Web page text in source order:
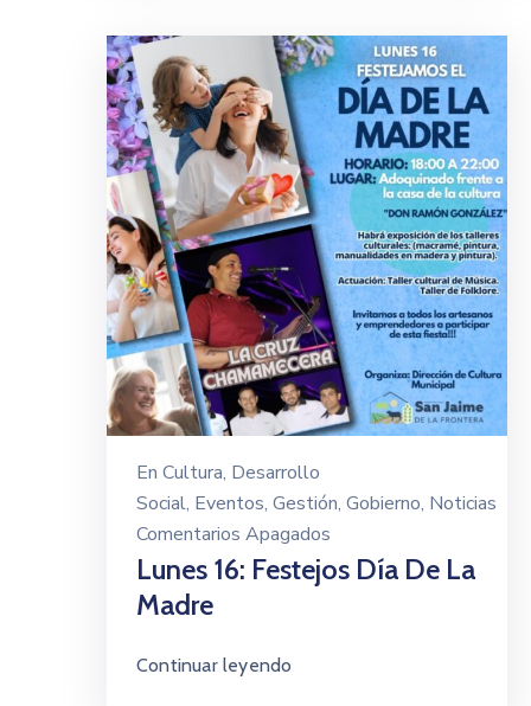
En Cultura‚ Desarrollo
Social‚ Eventos‚ Gestión‚ Gobierno‚ Noticias
Comentarios Apagados
Lunes 16: Festejos Día De La
Madre
Continuar leyendo